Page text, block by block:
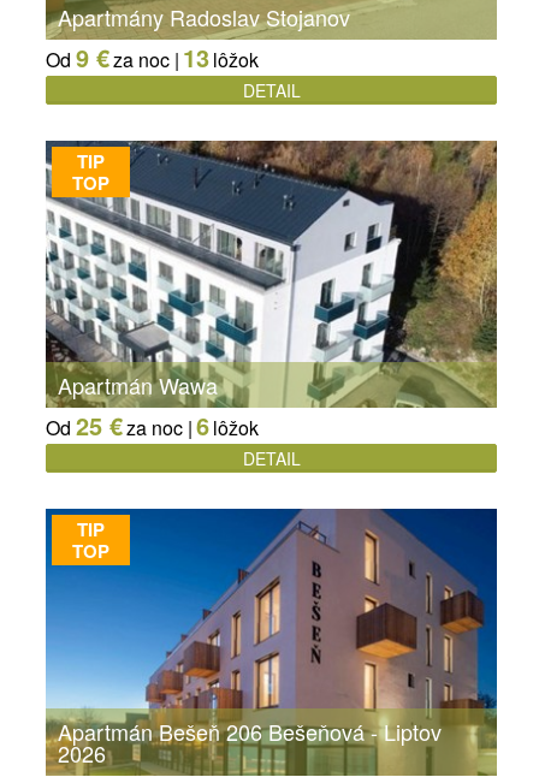
Apartmány Radoslav Stojanov
Od 9 €za noc | 13lôžok
DETAIL
TIP
TOP
Apartmán Wawa
Od 25 €za noc |6lôžok
DETAIL
TIP
TOP
Apartmán Bešeň 206 Bešeňová - Liptov
2026